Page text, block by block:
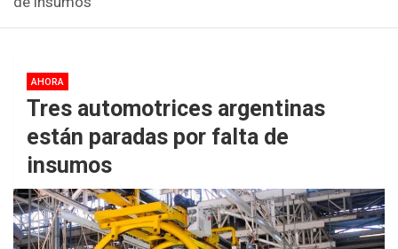
AHORA
Tres automotrices argentinas
están paradas por falta de
insumos